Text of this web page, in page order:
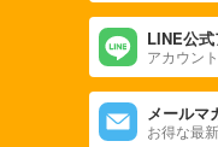
LINE公
アカウン
メールマ
お得な最